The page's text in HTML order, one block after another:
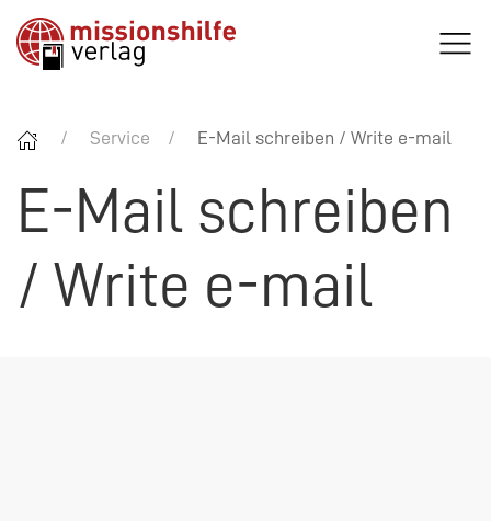
Service E-Mail schreiben / Write e-mail
E-Mail schreiben
/ Write e-mail